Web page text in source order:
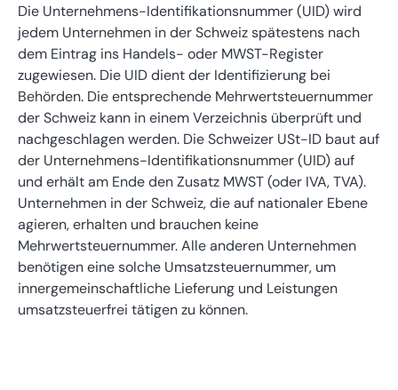
Die Unternehmens-Identifikationsnummer (UID) wird
jedem Unternehmen in der Schweiz spätestens nach
dem Eintrag ins Handels- oder MWST-Register
zugewiesen. Die UID dient der Identifizierung bei
Behörden. Die entsprechende Mehrwertsteuernummer
der Schweiz kann in einem Verzeichnis überprüft und
nachgeschlagen werden. Die Schweizer USt-ID baut auf
der Unternehmens-Identifikationsnummer (UID) auf
und erhält am Ende den Zusatz MWST (oder IVA, TVA).
Unternehmen in der Schweiz, die auf nationaler Ebene
agieren, erhalten und brauchen keine
Mehrwertsteuernummer. Alle anderen Unternehmen
benötigen eine solche Umsatzsteuernummer, um
innergemeinschaftliche Lieferung und Leistungen
umsatzsteuerfrei tätigen zu können.